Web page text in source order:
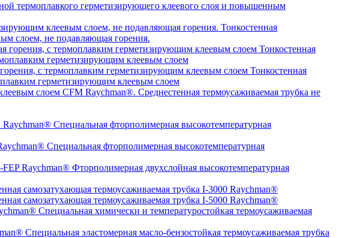
термоплавкого герметизирующего клеевого слоя и повышенным
Тонкостенная
слоем, не подавляющая горения.
Тонкостенная
герметизирующим клеевым слоем
Тонкостенная
герметизирующим клеевым слоем
Среднестенная термоусаживаемая трубка не
Специальная фторполимерная высокотемпературная
Специальная фторполимерная высокотемпературная
Фторполимерная двухслойная высокотемпературная
самозатухающая термоусаживаемая трубка I-3000 Raychman®
самозатухающая термоусаживаемая трубка I-5000 Raychman®
Специальная химически и температуростойкая термоусаживаемая
Специальная эластомерная масло-бензостойкая термоусаживаемая трубка